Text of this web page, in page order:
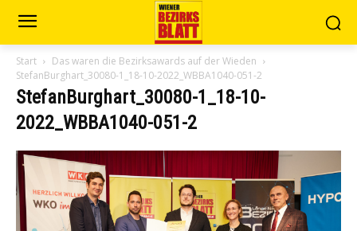
Start
Das waren die Bezirksawards auf der Wieden
StefanBurghart_30080-1_18-10-2022_WBBA1040-051-2
StefanBurghart_30080-1_18-10-
2022_WBBA1040-051-2